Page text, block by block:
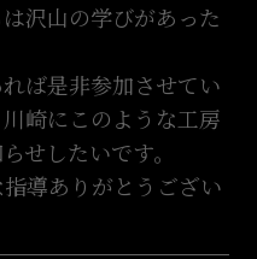
沢山の学びがあった
ば是非参加させてい
崎にこのような工房
せしたいです。
導ありがとうござい